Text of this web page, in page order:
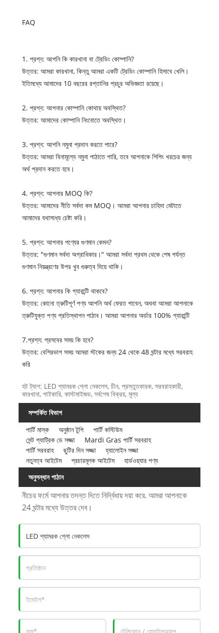
FAQ
1. প্রশ্ন: আপনি কি কারখানা বা ট্রেডিং কোম্পানি?
উত্তর: আমরা কারখানা, কিন্তু আমরা একটি ট্রেডিং কোম্পানি হিসাবে খেলি।
ইতিমধ্যে আমাদের 10 বছরের রপ্তানির প্রচুর অভিজ্ঞতা রয়েছে।
2. প্রশ্ন: আপনার কোম্পানি কোথায় অবস্থিত?
উত্তর: আমাদের কোম্পানি নিংবোতে অবস্থিত।
3. প্রশ্ন: আপনি নমুনা প্রদান করতে পারে?
উত্তর: আমরা বিনামূল্যে নমুনা পাঠাতে পারি, তবে আপনাকে শিপিং খরচের জন্য
অর্থ প্রদান করতে হবে।
4. প্রশ্ন: আপনার MOQ কি?
উত্তর: আমাদের নীতি সর্বদা কম MOQ। আমরা আপনার চাহিদা মেটাতে
আমাদের যথাসাধ্য চেষ্টা করি।
5. প্রশ্ন: আপনার পণ্যের গুণমান কেমন?
উত্তর: "গুণমান সর্বদা অগ্রাধিকার।" আমরা সর্বদা প্রথম থেকে শেষ পর্যন্ত
গুণমান নিয়ন্ত্রণের উপর খুব গুরুত্ব দিয়ে থাকি।
6. প্রশ্ন: আপনার কি গ্যারান্টি থাকবে?
উত্তর: কোনো ত্রুটিপূর্ণ পণ্য আপনি অর্থ ফেরত পাবেন, অথবা আমরা আপনাকে
ত্রুটিযুক্ত পণ্য প্রতিস্থাপন পাঠাব। আমরা আপনার অর্ডার 100% গ্যারান্টি
7.প্রশ্ন: প্রসবের সময় কি হবে?
উত্তর: বেশিরভাগ সময় আমরা স্টকের জন্য 24 থেকে 48 ঘন্টার মধ্যে সরবরাহ
করি
হট ট্যাগ: LED শ্যামরক গ্লো নেকলেস, চীন, প্রস্তুতকারক, সরবরাহকারী,
কারখানা, পাইকারি, কাস্টমাইজড, সর্বশেষ বিক্রয়, মূল্য
সম্পর্কিত বিভাগ
পার্টি মাস্ক
অনুষ্ঠান টুপি
পার্টি কস্টিউম
সেন্ট প্যাট্রিক ডে সজ্জা
Mardi Gras পার্টি সরবরাহ
পার্টি সরবরাহ
ছুটির দিন সজ্জা
হ্যালোইন সজ্জা
নতুনত্ব আইটেম
প্রচারমূলক আইটেম
হার্ডওয়্যার পণ্য
অনুসন্ধান পাঠান
নীচের ফর্মে আপনার তদন্ত দিতে নির্দ্বিধায় দয়া করে. আমরা আপনাকে
24 ঘন্টার মধ্যে উত্তর দেব।